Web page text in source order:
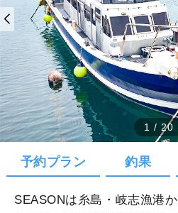
1 / 20
予約プラン 釣果
SEASONは糸島・岐志漁港